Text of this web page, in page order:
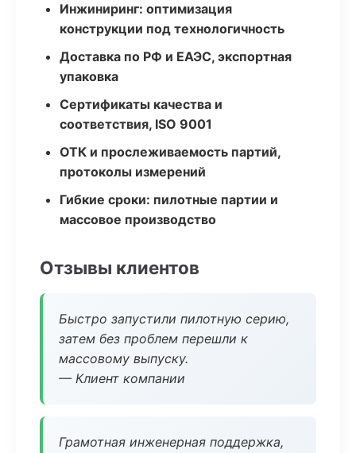
Инжиниринг: оптимизация
конструкции под технологичность
Доставка по РФ и ЕАЭС, экспортная
упаковка
Сертификаты качества и
соответствия, ISO 9001
ОТК и прослеживаемость партий,
протоколы измерений
Гибкие сроки: пилотные партии и
массовое производство
Отзывы клиентов
Быстро запустили пилотную серию,
затем без проблем перешли к
массовому выпуску.
— Клиент компании
Грамотная инженерная поддержка,